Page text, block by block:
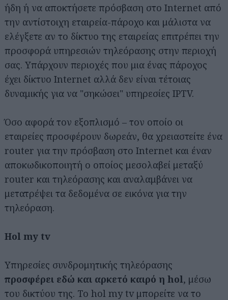
ήδη ή να αποκτήσετε πρόσβαση στο Internet από
την αντίστοιχη εταιρεία-πάροχο και μάλιστα να
ελέγξετε αν το δίκτυο της εταιρείας επιτρέπει την
προσφορά υπηρεσιών τηλεόρασης στην περιοχή
σας. Υπάρχουν περιοχές που μια ένας πάροχος
έχει δίκτυο Internet αλλά δεν είναι τέτοιας
δυναμικής για να "σηκώσει" υπηρεσίες IPTV.
Όσο αφορά τον εξοπλισμό – τον οποίο οι
εταιρείες προσφέρουν δωρεάν, θα χρειαστείτε ένα
router για την πρόσβαση στο Internet και έναν
αποκωδικοποιητή ο οποίος μεσολαβεί μεταξύ
router και τηλεόρασης και αναλαμβάνει να
μετατρέψει τα δεδομένα σε εικόνα για την
τηλεόραση.
Hol my tv
Υπηρεσίες συνδρομητικής τηλεόρασης
προσφέρει εδώ και αρκετό καιρό η hol, μέσω
του δικτύου της. Το hol my tv μπορείτε να το